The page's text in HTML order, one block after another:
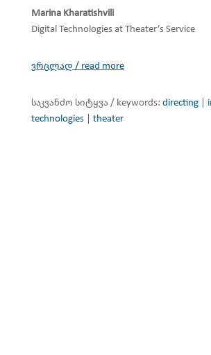
Marina Kharatishvili
Digital Technologies at Theater’s Service
ვრცლად / read more
საკვანძო სიტყვა / keywords: directing|
technologies| theater